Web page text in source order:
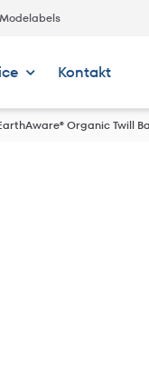
Modelabels
Kontakt
Organic Twill